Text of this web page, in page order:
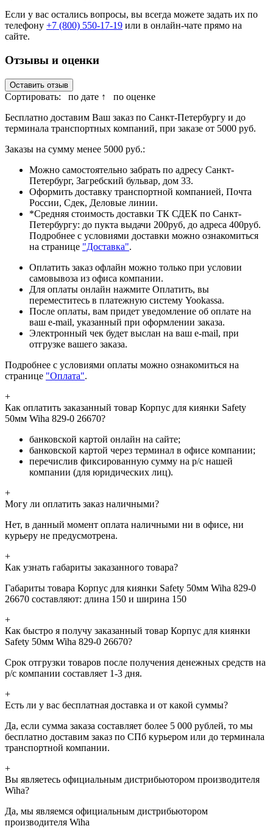
Если у вас остались вопросы, вы всегда можете задать их по
телефону +7 (800) 550-17-19 или в онлайн-чате прямо на
сайте.
Отзывы и оценки
Оставить отзыв
Сортировать: по дате ↑
по оценке
Бесплатно доставим Ваш заказ по Санкт-Петербургу и до
терминала транспортных компаний, при заказе от 5000 руб.
Заказы на сумму менее 5000 руб.:
Можно самостоятельно забрать по адресу Санкт-
Петербург, Загребский бульвар, дом 33.
Оформить доставку транспортной компанией, Почта
России, Сдек, Деловые линии.
*Средняя стоимость доставки ТК СДЕК по Санкт-
Петербургу: до пукта выдачи 200руб, до адреса 400руб.
Подробнее с условиями доставки можно ознакомиться
на странице "Доставка".
Оплатить заказ офлайн можно только при условии
самовывоза из офиса компании.
Для оплаты онлайн нажмите Оплатить, вы
переместитесь в платежную систему Yookassa.
После оплаты, вам придет уведомление об оплате на
ваш e-mail, указанный при оформлении заказа.
Электронный чек будет выслан на ваш e-mail, при
отгрузке вашего заказа.
Подробнее с условиями оплаты можно ознакомиться на
странице "Оплата".
+
Как оплатить заказанный товар Корпус для киянки Safety
50мм Wiha 829-0 26670?
банковской картой онлайн на сайте;
банковской картой через терминал в офисе компании;
перечислив фиксированную сумму на р/с нашей
компании (для юридических лиц).
+
Могу ли оплатить заказ наличными?
Нет, в данный момент оплата наличными ни в офисе, ни
курьеру не предусмотрена.
+
Как узнать габариты заказанного товара?
Габариты товара Корпус для киянки Safety 50мм Wiha 829-0
26670 составляют: длина 150 и ширина 150
+
Как быстро я получу заказанный товар Корпус для киянки
Safety 50мм Wiha 829-0 26670?
Срок отгрузки товаров после получения денежных средств на
р/с компании составляет 1-3 дня.
+
Есть ли у вас бесплатная доставка и от какой суммы?
Да, если сумма заказа составляет более 5 000 рублей, то мы
бесплатно доставим заказ по СПб курьером или до терминала
транспортной компании.
+
Вы являетесь официальным дистрибьютором производителя
Wiha?
Да, мы являемся официальным дистрибьютором
производителя Wiha